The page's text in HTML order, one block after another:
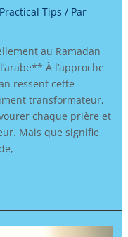
Tips / Par
au Ramadan
À l’approche
ressent cette
transformateur,
chaque prière et
Mais que signifie